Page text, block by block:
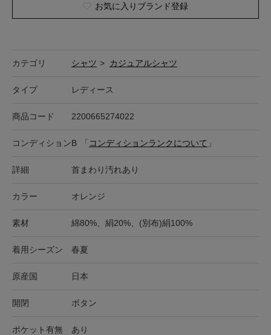
お気に入りブランド登録
カテゴリ シャツ > カジュアルシャツ
タイプ レディース
商品コード 2200665274022
コンディションB 「 コンディションランクについて 」
詳細 首まわり汚れあり
カラー オレンジ
素材 綿80%、絹20%、(別布)絹100%
着用シーズン 春夏
原産国 日本
開閉 ボタン
ポケット有無 あり